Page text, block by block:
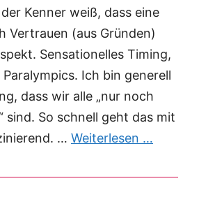
Kenner weiß, dass eine
Vertrauen (aus Gründen)
Sensationelles Timing,
Ich bin generell
dass wir alle „nur noch
sind. So schnell geht das mit
… Weiterlesen …